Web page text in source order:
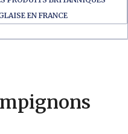
EN FRANCE